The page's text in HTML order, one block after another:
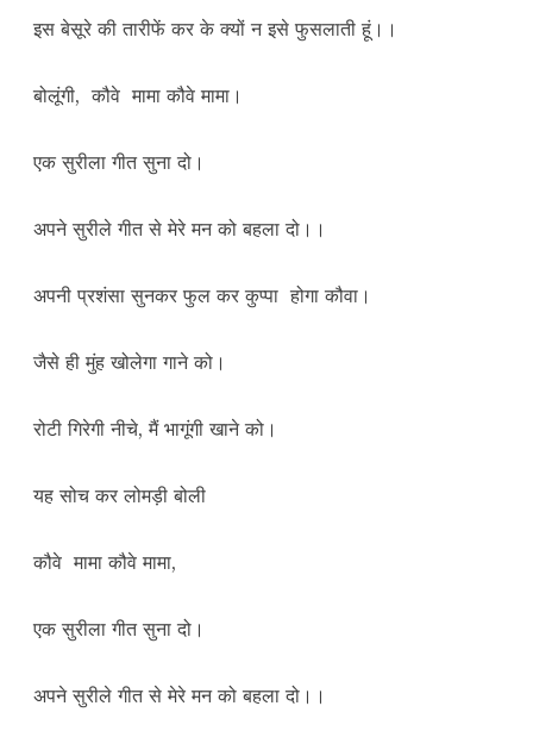
इस बेसूरे की तारीफें कर के क्यों न इसे फुसलाती हूं।।
बोलूंगी, कौवे मामा कौवे मामा।
एक सुरीला गीत सुना दो।
अपने सुरीले गीत से मेरे मन को बहला दो।।
अपनी प्रशंसा सुनकर फुल कर कुप्पा होगा कौवा।
जैसे ही मुंह खोलेगा गाने को।
रोटी गिरेगी नीचे, मैं भागूंगी खाने को।
यह सोच कर लोमड़ी बोली
कौवे मामा कौवे मामा,
एक सुरीला गीत सुना दो।
अपने सुरीले गीत से मेरे मन को बहला दो।।